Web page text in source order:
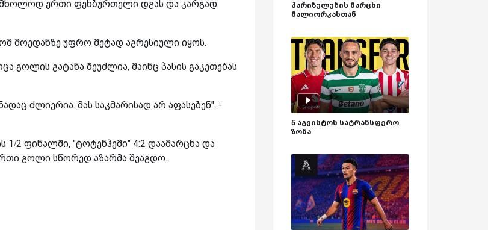
ერთი ფეხბურთელი დგას და კარგად
მოედანზე უფრო მეტად აგრესიული იყოს.
გოლის გატანა შეუძლია, მაინც პასის გაკეთებას
ძლიერია. მას საკმარისად არ აფასებენ". -
1/2 ფინალში, "ტოტენჰემი" 4:2 დაამარცხა და
გოლი სწორედ აზარმა შეაგდო.
პარიზელების მარცხი
მალიორკასთან
5 აგვისტოს სატრანსფერო
ზონა